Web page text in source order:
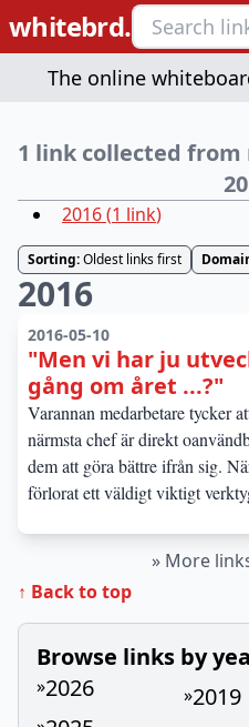
whitebrd.
The online
1 link collected
2016(1 link)
Sorting:Oldest links first
2016
2016-05-10
"Men vi har ju
gång om året ...?"
Varannan medarbetare tycker
närmsta chef är direkt
dem att göra bättre ifrån sig.
förlorat ett väldigt viktigt
» More
↑ Back to top
Browse links by
»2026 »2019